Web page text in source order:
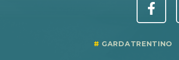
GARDATRENTINO